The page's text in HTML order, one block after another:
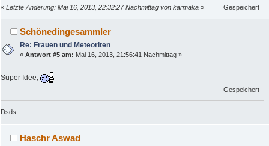
« Letzte Änderung: Mai 16, 2013, 22:32:27 Nachmittag von karmaka » Gespeichert
Schönedingesammler
Re: Frauen und Meteoriten
«Antwort #5 am: Mai 16, 2013, 21:56:41 Nachmittag »
Super Idee,
Gespeichert
Dsds
Haschr Aswad